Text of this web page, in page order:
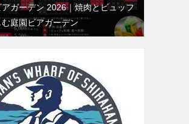
アガーデン 2026｜焼肉とビュッフ
庭園ビアガーデン